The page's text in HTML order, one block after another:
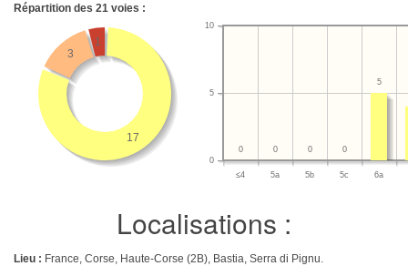
Répartition des 21 voies :
17
3
1
≤4 5a 5b 5c 6a
0
5
10
5
0
0
0
0
Localisations :
Lieu : France, Corse, Haute-Corse (2B), Bastia, Serra di Pignu.